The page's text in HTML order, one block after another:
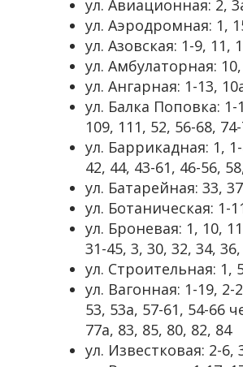
ул. Авиационная: 2,
ул. Аэродромная: 1,
ул. Азовская: 1-9, 11,
ул. Амбулаторная:
ул. Ангарная: 1-13,
ул. Балка Поповка: 1-
109, 111, 52, 56-68,
ул. Баррикадная: 1,
42, 44, 43-61, 46-56,
ул. Батарейная: 33,
ул. Ботаническая: 1-
ул. Броневая: 1, 10,
31-45, 3, 30, 32, 34,
ул. Строительная: 1,
ул. Вагонная: 1-19, 2-
53, 53а, 57-61, 54-66
77а, 83, 85, 80, 82, 84
ул. Известковая: 2-6,